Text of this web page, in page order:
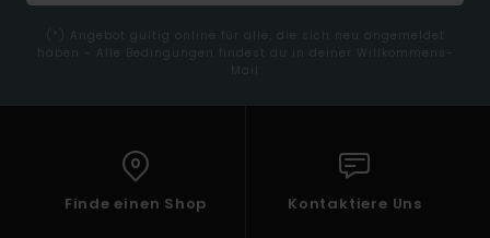
(*) Angebot gültig online für alle, die sich neu angemeldet
haben - Alle Bedingungen findest du in deiner Willkommens-
Mail
Finde einen Shop Kontaktiere Uns